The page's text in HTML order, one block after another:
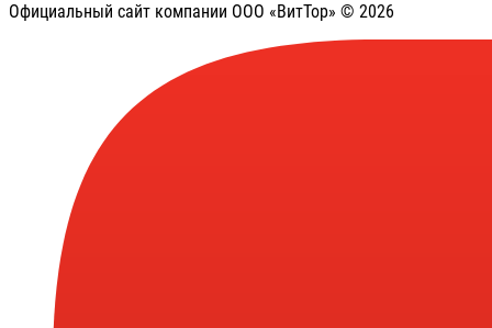
Официальный сайт компании ООО «ВитТор» © 2026